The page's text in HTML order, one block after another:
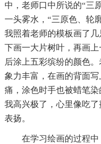
中，老师口中所说的“三
一头雾水，“三原色、轮
我照着老师的模板画了
下画一大片树叶，再画
后涂上五彩缤纷的颜色
象力丰富，在画的背面
痛，涂色时手也被蜡笔
我高兴极了，心里像吃
表扬。
在学习绘画的过程中